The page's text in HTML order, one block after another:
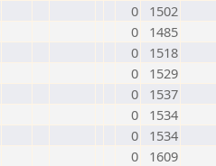
0
1502
0
1485
0
1518
0
1529
0
1537
0
1534
0
1534
0
1609